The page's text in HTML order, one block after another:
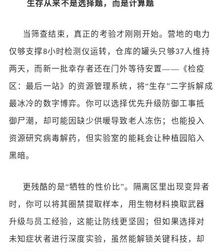
生存从来不是选择题，而是计算题
当筛查结束，真正的考验才刚刚开始。营地的电力
仅够支撑8小时检测仪运转，仓库的罐头只够37人维持
两天，而新一批幸存者还在门外等待安置——《检疫
区：最后一站》的资源管理系统，将“生存”二字拆解成
最冰冷的数字博弈。你可以选择优先升级防御工事抵
御尸潮，却可能因缺少供暖导致老人冻伤；也能投入
资源研究病毒解药，但实验室的能耗会让种植园陷入
黑暗。
更残酷的是“牺牲的性价比”。隔离区里出现变异者
时，你可以将其圈禁提取样本，用生物材料换取武器
升级与员工经验，这能让防线更坚固；但如果选择对
未知症状者进行深度实验，虽然能解锁关键科技，却